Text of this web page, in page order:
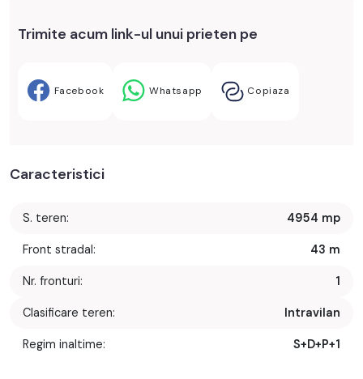
Trimite acum link-ul unui prieten pe
Facebook Whatsapp Copiaza
Caracteristici
S. teren: 4954 mp
Front stradal: 43 m
Nr. fronturi: 1
Clasificare teren: Intravilan
Regim inaltime: S+D+P+1